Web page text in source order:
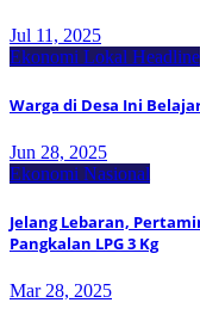
Jul 11, 2025
Ekonomi Lokal Headline
Warga di Desa Ini
Jun 28, 2025
Ekonomi Nasional
Jelang Lebaran,
Pangkalan LPG 3 Kg
Mar 28, 2025